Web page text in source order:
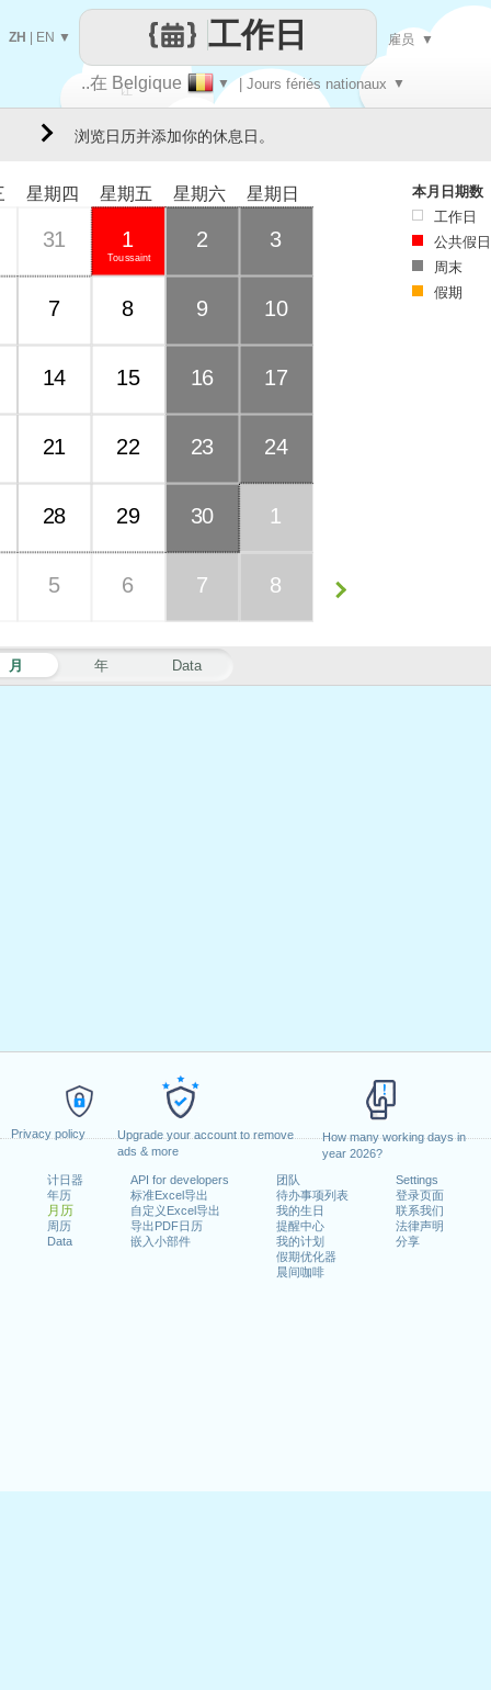
Privacy policy
Upgrade your account to remove
ads & more
How many working days in
year 2026?
计日器
年历
月历
周历
Data
API for developers
标准Excel导出
自定义Excel导出
导出PDF日历
嵌入小部件
团队
待办事项列表
我的生日
提醒中心
我的计划
假期优化器
晨间咖啡
Settings
登录页面
联系我们
法律声明
分享
让
..在 Belgique ▼ | Jours fériés nationaux ▼
工作日
ZH EN ▼ 雇员 ▼
浏览日历并添加你的休息日。
月 年 Data
星期四 星期五 星期六 星期日
31
Toussaint
1 2 3
7 8 9 10
14 15 16 17
21 22 23 24
28 29 30 1
5 6 7 8
本月日期数
工作日
公共假日
周末
假期